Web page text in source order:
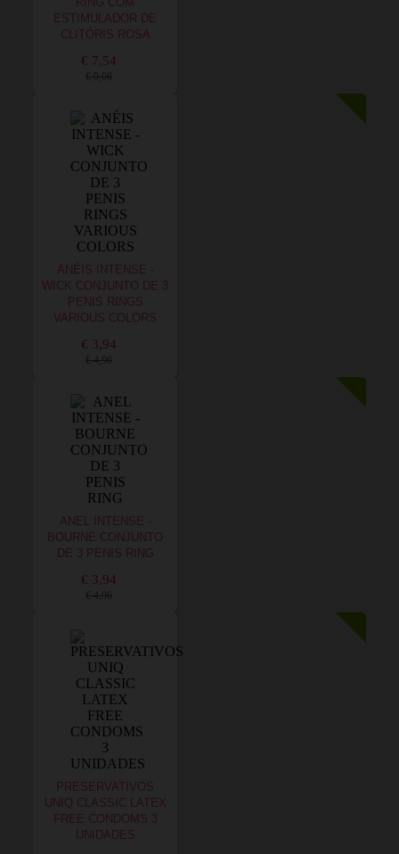
RING COM
ESTIMULADOR DE
CLITÓRIS ROSA
€ 7,54
€ 9,08
ANÉIS INTENSE -
WICK CONJUNTO DE 3
PENIS RINGS
VARIOUS COLORS
€ 3,94
€ 4,96
ANEL INTENSE -
BOURNE CONJUNTO
DE 3 PENIS RING
€ 3,94
€ 4,96
PRESERVATIVOS
UNIQ CLASSIC LATEX
FREE CONDOMS 3
UNIDADES